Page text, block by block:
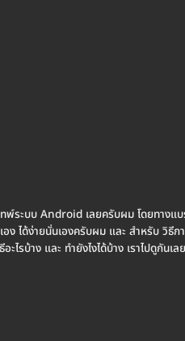
ทพ์ระบบ Android เลยครับผม โดยทาง
ได้ง่ายนั่นเองครับผม และ สำหรับ วิธีก
รบ้าง และ ทำยังไงได้บ้าง เราไปดูกันเ